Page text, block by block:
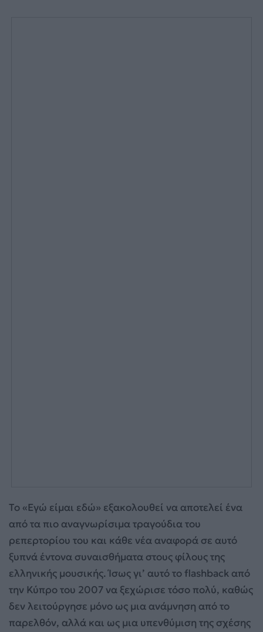
Το «Εγώ είμαι εδώ» εξακολουθεί να αποτελεί ένα
από τα πιο αναγνωρίσιμα τραγούδια του
ρεπερτορίου του και κάθε νέα αναφορά σε αυτό
ξυπνά έντονα συναισθήματα στους φίλους της
ελληνικής μουσικής. Ίσως γι’ αυτό το flashback από
την Κύπρο του 2007 να ξεχώρισε τόσο πολύ, καθώς
δεν λειτούργησε μόνο ως μια ανάμνηση από το
παρελθόν, αλλά και ως μια υπενθύμιση της σχέσης